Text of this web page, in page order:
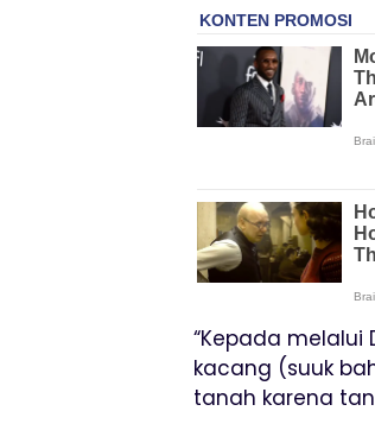
“Kepada
kacang (suuk
tanah karena